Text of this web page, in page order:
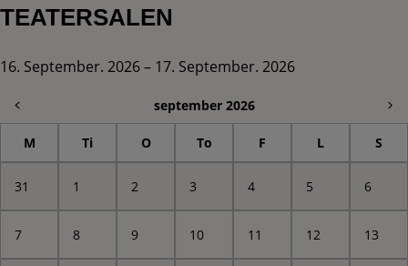
TEATERSALEN
16. September. 2026 – 17. September. 2026
september 2026
M Ti O To F L S
31 1 2 3 4 5 6
7 8 9 10 11 12 13